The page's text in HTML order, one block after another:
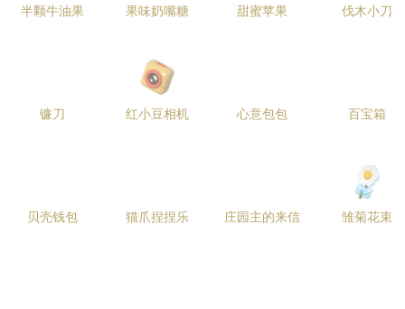
半颗牛油果 果味奶嘴糖 甜蜜苹果 伐木小刀
镰刀 红小豆相机 心意包包 百宝箱
贝壳钱包 猫爪捏捏乐 庄园主的来信 雏菊花束